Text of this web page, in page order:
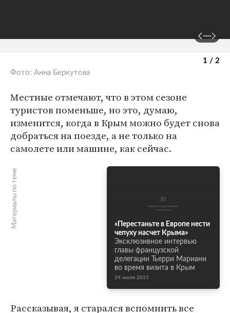
1 / 2
Фото: Анна Беркутова
Местные отмечают, что в этом сезоне
туристов поменьше, но это, думаю,
изменится, когда в Крым можно будет снова
добраться на поезде, а не только на
самолете или машине, как сейчас.
Материалы по теме
«Перестаньте в Европе нести
чепуху насчет Крыма»
Эксклюзивное интервью
главы французской
делегации Тьерри Мариани
во время визита в Крым
24 июля 2015
Рассказывая, я старался вспомнить все